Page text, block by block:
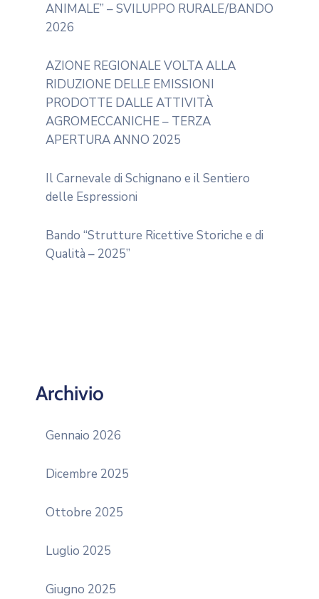
ANIMALE” – SVILUPPO RURALE/BANDO
2026
AZIONE REGIONALE VOLTA ALLA
RIDUZIONE DELLE EMISSIONI
PRODOTTE DALLE ATTIVITÀ
AGROMECCANICHE – TERZA
APERTURA ANNO 2025
Il Carnevale di Schignano e il Sentiero
delle Espressioni
Bando “Strutture Ricettive Storiche e di
Qualità – 2025”
Archivio
Gennaio 2026
Dicembre 2025
Ottobre 2025
Luglio 2025
Giugno 2025